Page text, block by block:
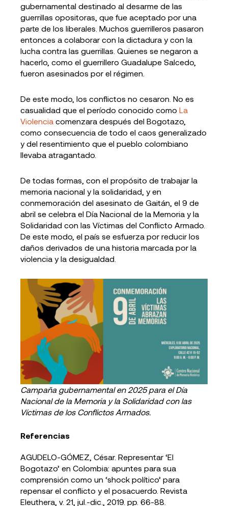
gubernamental destinado al desarme de las
guerrillas opositoras, que fue aceptado por una
parte de los liberales. Muchos guerrilleros pasaron
entonces a colaborar con la dictadura y con la
lucha contra las guerrillas. Quienes se negaron a
hacerlo, como el guerrillero Guadalupe Salcedo,
fueron asesinados por el régimen.
De este modo, los conflictos no cesaron. No es
casualidad que el período conocido como La
Violencia comenzara después del Bogotazo,
como consecuencia de todo el caos generalizado
y del resentimiento que el pueblo colombiano
llevaba atragantado.
De todas formas, con el propósito de trabajar la
memoria nacional y la solidaridad, y en
conmemoración del asesinato de Gaitán, el 9 de
abril se celebra el Día Nacional de la Memoria y la
Solidaridad con las Víctimas del Conflicto Armado.
De este modo, el país se esfuerza por reducir los
daños derivados de una historia marcada por la
violencia y la desigualdad.
Campaña gubernamental en 2025 para el Día
Nacional de la Memoria y la Solidaridad con las
Víctimas de los Conflictos Armados.
Referencias
AGUDELO-GÓMEZ, César. Representar ‘El
Bogotazo’ en Colombia: apuntes para sua
comprensión como un ‘shock político’ para
repensar el conflicto y el posacuerdo. Revista
Eleuthera, v. 21, jul.-dic., 2019. pp. 66-88.